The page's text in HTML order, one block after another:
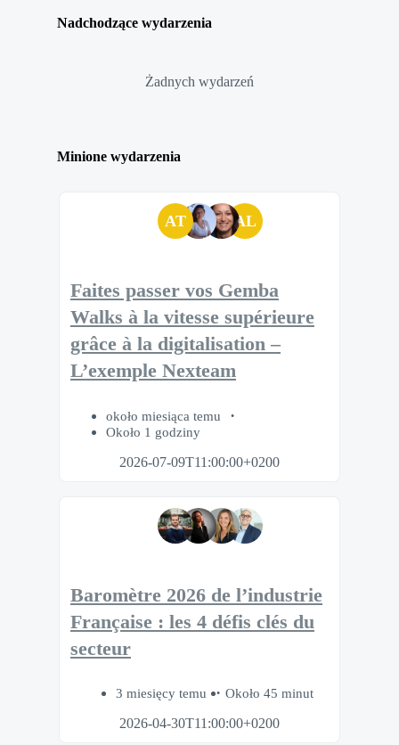
Nadchodzące wydarzenia
Żadnych wydarzeń
Minione wydarzenia
AT AL
Faites passer vos Gemba
Walks à la vitesse supérieure
grâce à la digitalisation –
L’exemple Nexteam
około miesiąca temu
Około 1 godziny
2026-07-09T11:00:00+0200
Baromètre 2026 de l’industrie
Française : les 4 défis clés du
secteur
3 miesięcy temu
Około 45 minut
2026-04-30T11:00:00+0200